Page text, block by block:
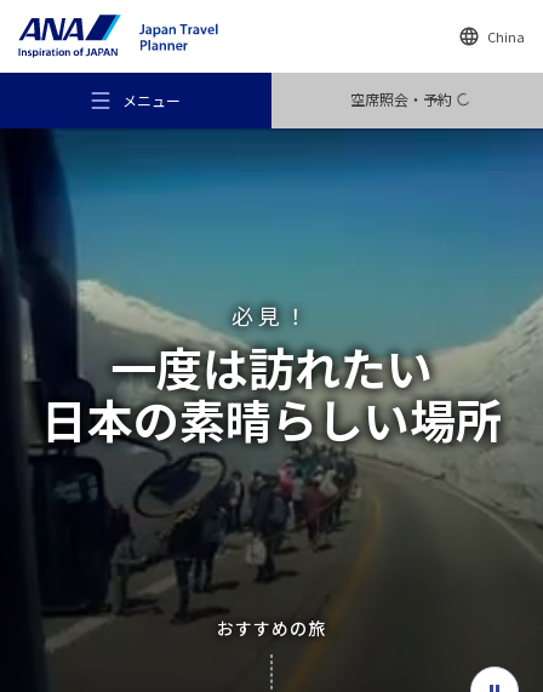
China
メニュー 空席照会・予約
おすすめの旅
旅のアイデア
行き先
旅のお役立ち情報
ANA サービス
必見！
一度は訪れたい
日本の素晴らしい場所
おすすめの旅